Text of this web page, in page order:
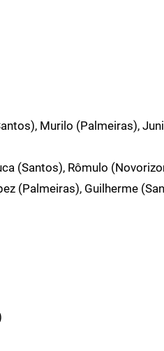
Murilo (Palmeiras),
(Santos), Rômulo
(Palmeiras), Guilherme